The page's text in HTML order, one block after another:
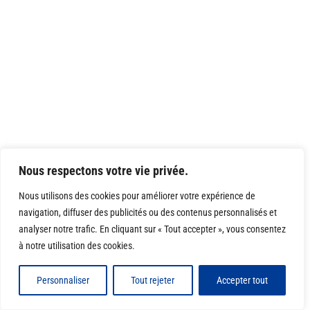
Nous respectons votre vie privée.
Nous utilisons des cookies pour améliorer votre expérience de
navigation, diffuser des publicités ou des contenus personnalisés et
analyser notre trafic. En cliquant sur « Tout accepter », vous consentez
à notre utilisation des cookies.
Personnaliser Tout rejeter Accepter tout